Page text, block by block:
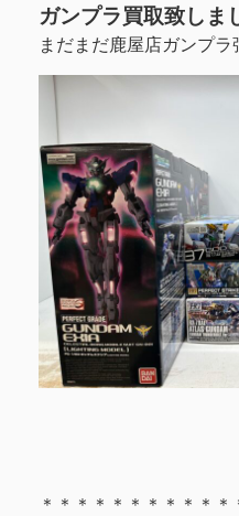
ガンプラ買取致しま
まだまだ鹿屋店ガンプラ
＊＊＊＊＊＊＊＊＊＊＊